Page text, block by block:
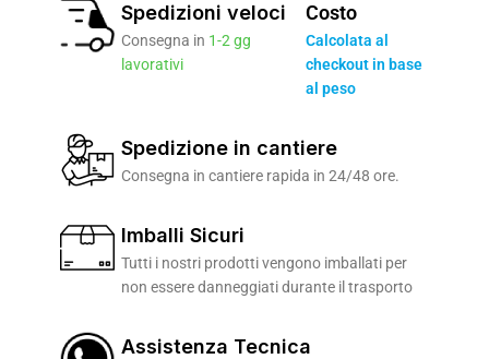
Spedizioni veloci
Consegna in 1-2 gg
lavorativi
Costo
Calcolata al
checkout in base
al peso
Spedizione in cantiere
Consegna in cantiere rapida in 24/48 ore.
Imballi Sicuri
Tutti i nostri prodotti vengono imballati per
non essere danneggiati durante il trasporto
Assistenza Tecnica